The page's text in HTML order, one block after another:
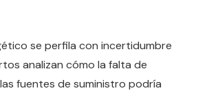
se perfila con incertidumbre
analizan cómo la falta de
fuentes de suministro podría